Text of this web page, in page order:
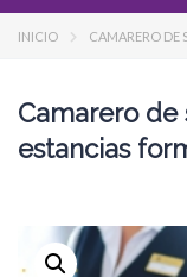
INICIO CAMARERO DE
Camarero de
estancias